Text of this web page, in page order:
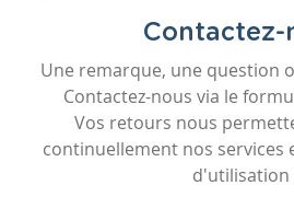
Contactez-
Une remarque, une question
Contactez-nous via le
Vos retours nous
continuellement nos services
d'utilisation